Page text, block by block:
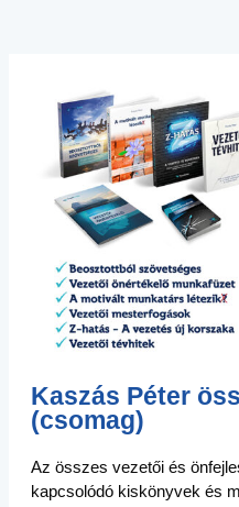
Kaszás Péter
(csomag)
Az összes vezetői és
kapcsolódó kiskönyvek és